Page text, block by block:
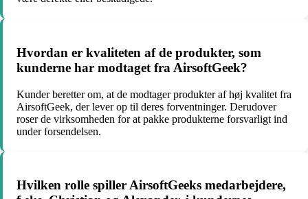
Hvordan er kvaliteten af de produkter, som
kunderne har modtaget fra AirsoftGeek?
Kunder beretter om, at de modtager produkter af høj kvalitet fra
AirsoftGeek, der lever op til deres forventninger. Derudover
roser de virksomheden for at pakke produkterne forsvarligt ind
under forsendelsen.
Hvilken rolle spiller AirsoftGeeks medarbejdere,